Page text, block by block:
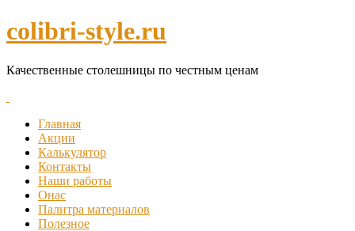
colibri-style.ru
Качественные столешницы по честным ценам
Главная
Акции
Калькулятор
Контакты
Наши работы
Онас
Палитра материалов
Полезное